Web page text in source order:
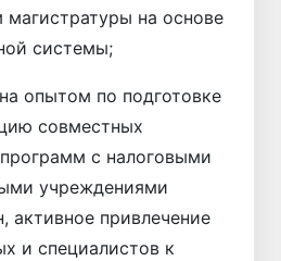
магистратуры на основе
системы;
опытом по подготовке
совместных
с налоговыми
учреждениями
активное привлечение
и специалистов к